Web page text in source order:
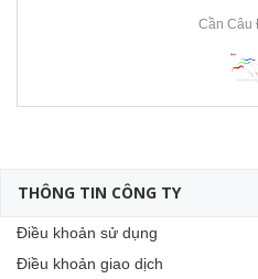
Cần Câu
THÔNG TIN CÔNG TY
Điều khoản sử dụng
Điều khoản giao dịch